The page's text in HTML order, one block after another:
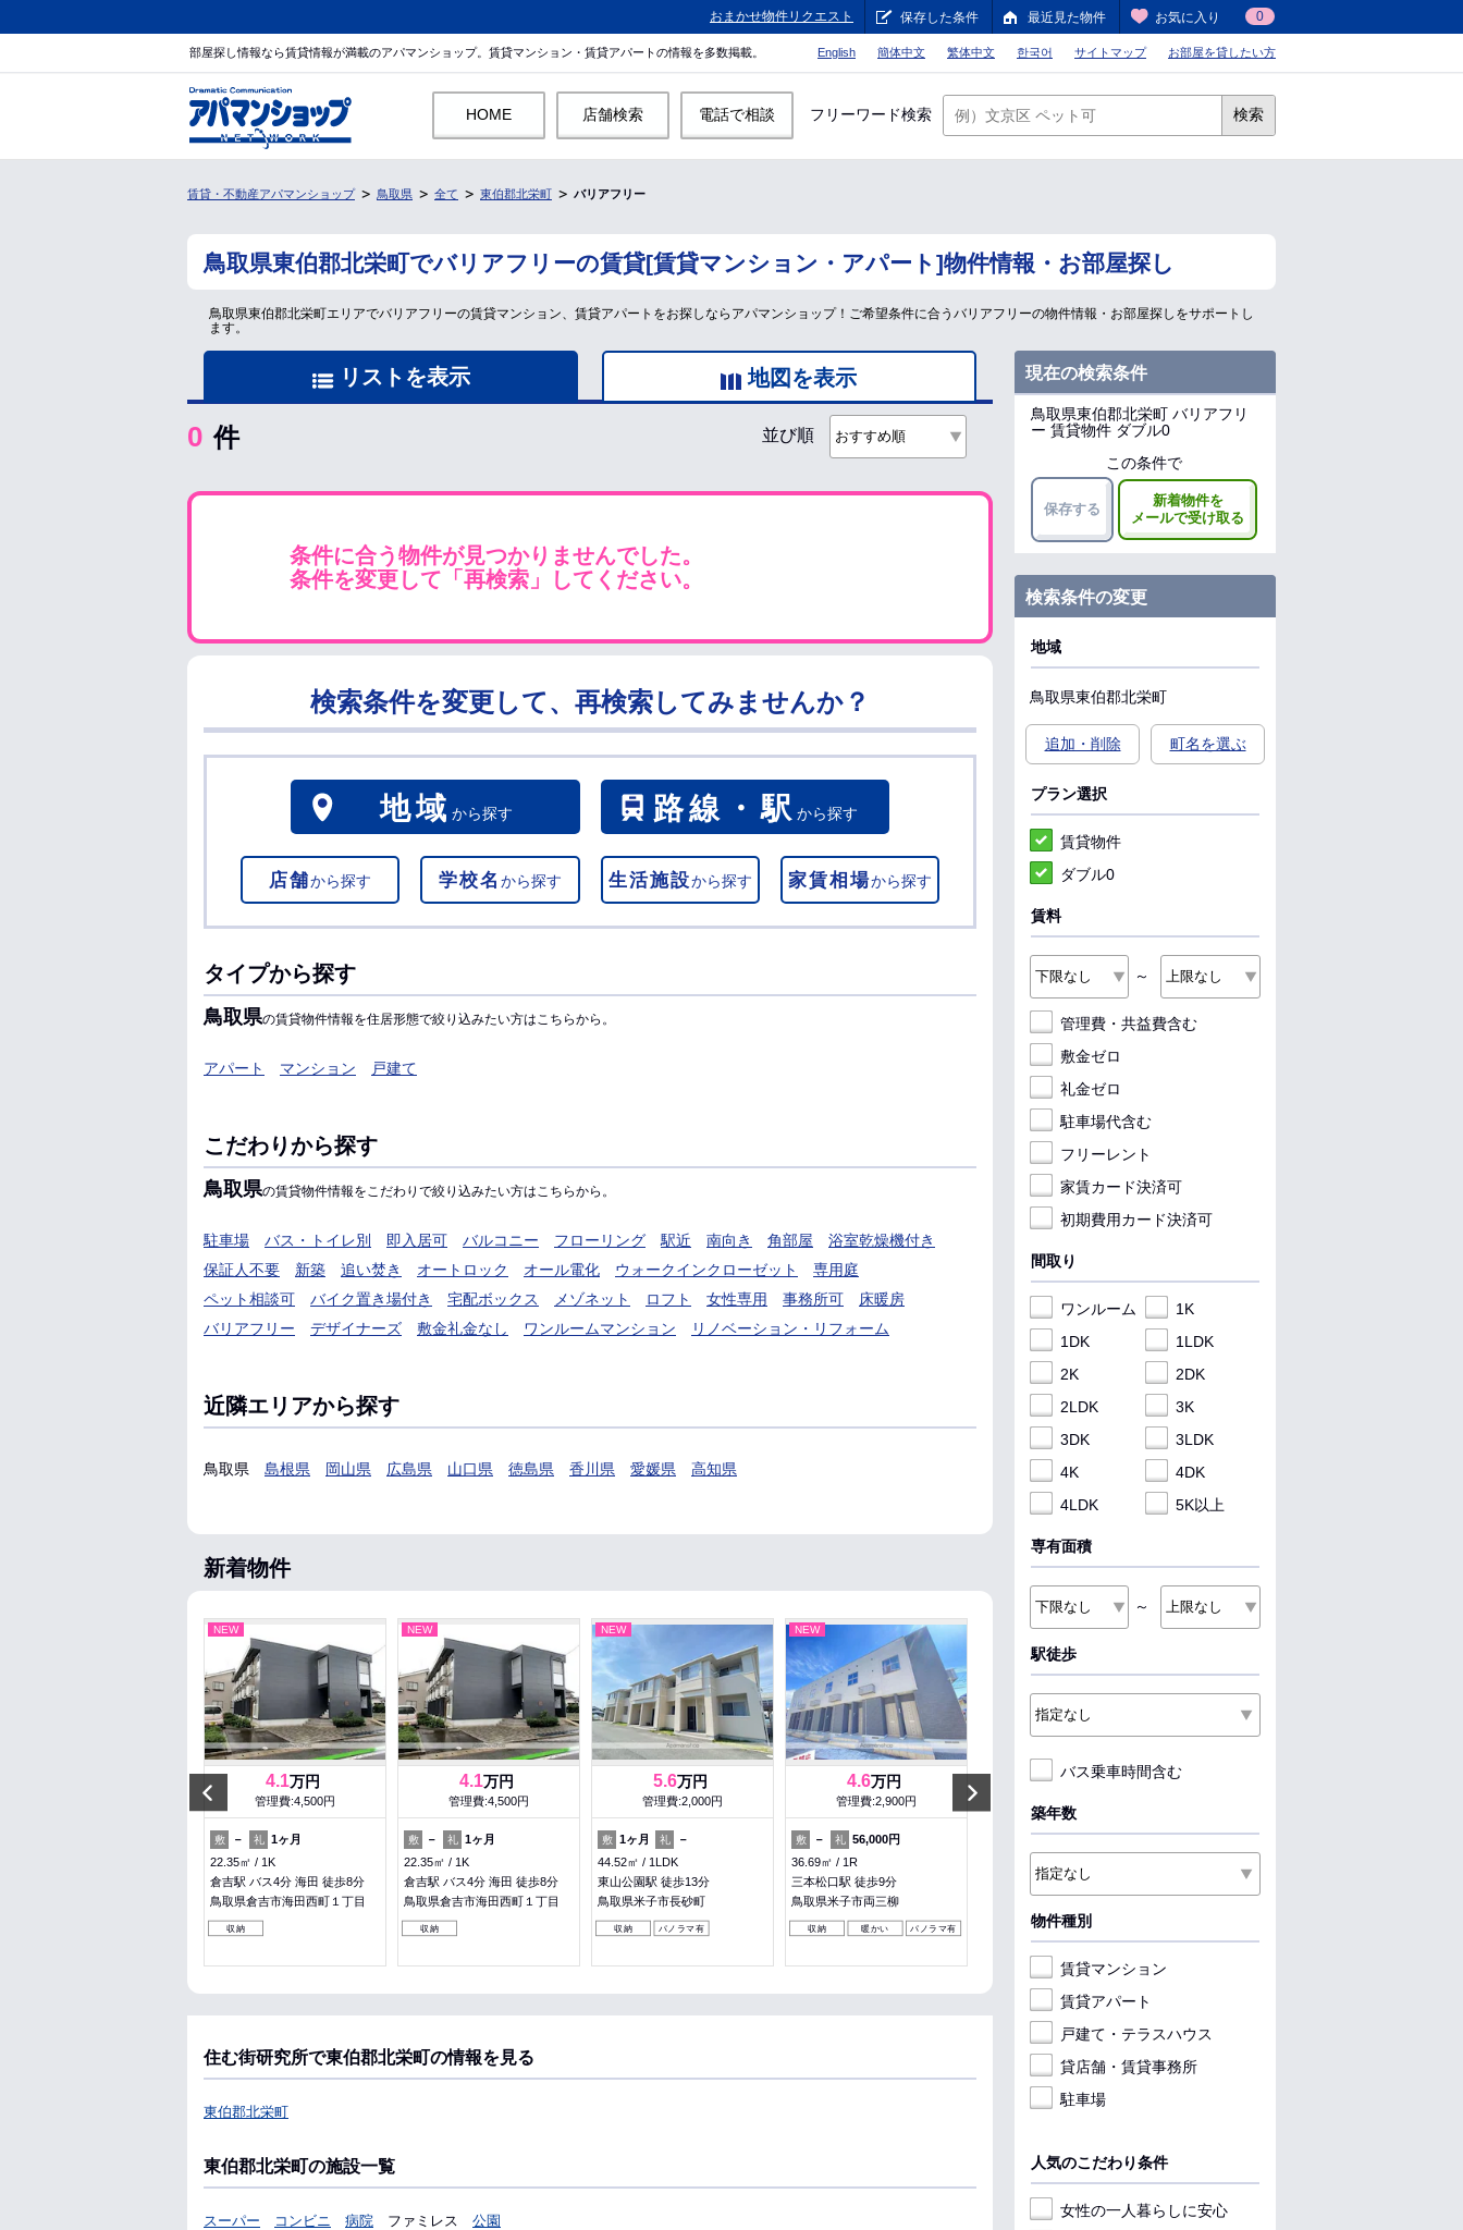
おまかせ物件リクエスト 保存した条件 最近見た物件 お気に入り 0
部屋探し情報なら賃貸情報が満載のアパマンショップ。賃貸マンション・賃貸アパートの情報を多数掲載。 English 簡体中文 繁体中文 한국어 サイトマップ お部屋を貸したい方
HOME 店舗検索 電話で相談 フリーワード検索 検索
賃貸・不動産アパマンショップ 鳥取県 全て 東伯郡北栄町 バリアフリー
鳥取県東伯郡北栄町でバリアフリーの賃貸[賃貸マンション・アパート]物件情報・お部屋探し
鳥取県東伯郡北栄町エリアでバリアフリーの賃貸マンション、賃貸アパートをお探しならアパマンショップ！ご希望条件に合うバリアフリーの物件情報・お部屋探しをサポートし
ます。
リストを表示 地図を表示
0 件 並び順
条件に合う物件が見つかりませんでした。
条件を変更して「再検索」してください。
検索条件を変更して、再検索してみませんか？
地域 から探す 路線・駅から探す
店舗から探す 学校名 から探す 生活施設から探す 家賃相場から探す
タイプから探す
鳥取県の賃貸物件情報を住居形態で絞り込みたい方はこちらから。
アパート マンション 戸建て
こだわりから探す
鳥取県の賃貸物件情報をこだわりで絞り込みたい方はこちらから。
駐車場 バス・トイレ別 即入居可 バルコニー フローリング 駅近 南向き 角部屋
浴室乾燥機付き
保証人不要
新築 追い焚き オートロック オール電化 ウォークインクローゼット
専用庭
ペット相談可
バイク置き場付き 宅配ボックス メゾネット ロフト 女性専用 事務所可
床暖房
バリアフリー
デザイナーズ 敷金礼金なし ワンルームマンション リノベーション・リフォーム
近隣エリアから探す
鳥取県 島根県 岡山県 広島県 山口県 徳島県 香川県 愛媛県 高知県
新着物件
Previous
NEW
4.1万円
管理費:4,500円
敷 － 礼 1ヶ月
22.35㎡
1K
倉吉駅 バス4分 海田 徒歩8分
鳥取県倉吉市海田西町１丁目
収納
NEW
4.1万円
管理費:4,500円
敷 － 礼 1ヶ月
22.35㎡
1K
倉吉駅 バス4分 海田 徒歩8分
鳥取県倉吉市海田西町１丁目
収納
NEW
5.6万円
管理費:2,000円
敷 1ヶ月 礼
－
44.52㎡
1LDK
東山公園駅 徒歩13分
鳥取県米子市長砂町
収納 パノラマ有
NEW
4.6万円
管理費:2,900円
敷 － 礼 56,000円
36.69㎡
1R
三本松口駅 徒歩9分
鳥取県米子市両三柳
収納 暖かい パノラマ有
4.4 万円
54,000円
米子駅 バス13分 旗ヶ崎 徒歩7
鳥取県米子市旗ヶ崎７丁目
パノラマ有
NEW
－
－
倉吉駅 バス18分 西倉吉 徒歩9
分
収納
住む街研究所で東伯郡北栄町の情報を見る
東伯郡北栄町
東伯郡北栄町の施設一覧
スーパー コンビニ 病院 ファミレス 公園
現在の検索条件
鳥取県東伯郡北栄町 バリアフリ
ー 賃貸物件 ダブル0
この条件で
保存する
新着物件を
メールで受け取る
検索条件の変更
地域
鳥取県東伯郡北栄町
追加・削除 町名を選ぶ
プラン選択
賃貸物件
ダブル0
賃料
～
管理費・共益費含む
敷金ゼロ
礼金ゼロ
駐車場代含む
フリーレント
家賃カード決済可
初期費用カード決済可
間取り
ワンルーム
1K
1DK
1LDK
2K
2DK
2LDK
3K
3DK
3LDK
4K
4DK
4LDK
5K以上
専有面積
～
駅徒歩
バス乗車時間含む
築年数
物件種別
賃貸マンション
賃貸アパート
戸建て・テラスハウス
貸店舗・賃貸事務所
駐車場
人気のこだわり条件
女性の一人暮らしに安心